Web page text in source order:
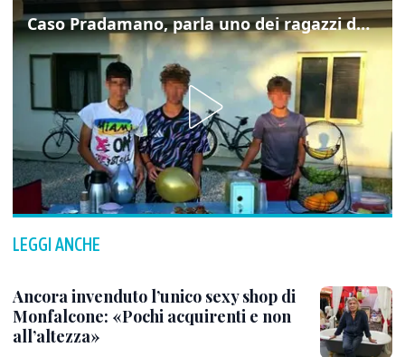
Caso Pradamano, parla uno dei ragazzi denunciati per la limonata: "Volevo anche aiutare i miei"
LEGGI ANCHE
Ancora invenduto l’unico sexy shop di
Monfalcone: «Pochi acquirenti e non
all’altezza»